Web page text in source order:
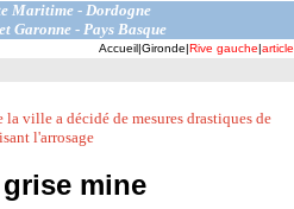
Maritime-. Dordogne
Garonne - Pays Basque
Accueil Gironde Rive gauche article
la ville a décidé de mesures drastiques de
l'arrosage
mine